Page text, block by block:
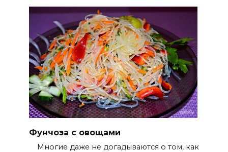
Фунчоза с овощами
Многие даже не догадываются о том, как